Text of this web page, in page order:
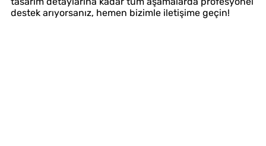
destek arıyorsanız, hemen bizimle iletişime geçin!